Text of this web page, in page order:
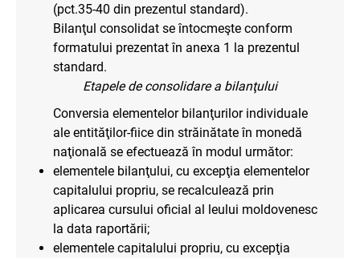
(pct.35-40 din prezentul standard).
Bilanţul consolidat se întocmeşte conform
formatului prezentat în anexa 1 la prezentul
standard.
Etapele de consolidare a bilanţului
Conversia elementelor bilanţurilor individuale
ale entităţilor-fiice din străinătate în monedă
naţională se efectuează în modul următor:
elementele bilanţului, cu excepţia elementelor
capitalului propriu, se recalculează prin
aplicarea cursului oficial al leului moldovenesc
la data raportării;
elementele capitalului propriu, cu excepţia